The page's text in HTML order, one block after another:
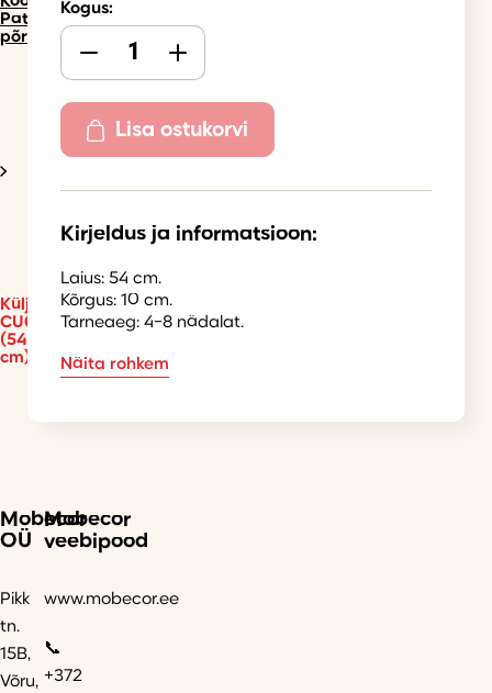
Pati
põrandakapid
Küljesokkel
CU02
(54*10
cm)
Kogus:
Lisa ostukorvi
Kirjeldus ja informatsioon:
Laius: 54 cm.
Kõrgus: 10 cm.
Tarneaeg: 4-8 nädalat.
Näita rohkem
Mobecor
OÜ
Pikk
tn.
15B,
Võru,
Mobecor
veebipood
www.mobecor.ee
📞
+372